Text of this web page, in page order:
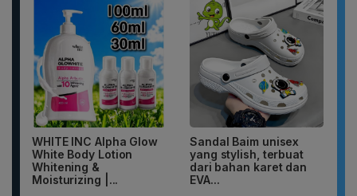
WHITE INC Alpha Glow
White Body Lotion
Whitening &
Moisturizing |...
Sandal Baim unisex
yang stylish, terbuat
dari bahan karet dan
EVA...